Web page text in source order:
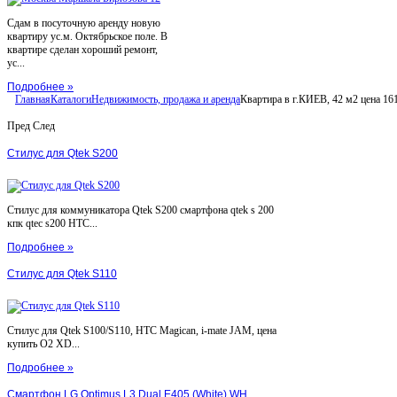
Сдам в посуточную аренду новую
квартиру ус.м. Октябрьское поле. В
квартире сделан хороший ремонт,
ус...
Подробнее »
ГлавнаяКаталогиНедвижимость, продажа и арендаКвартира в г.КИЕВ, 42 м2 цена
Пред След
Стилус для Qtek S200
Стилус для коммуникатора Qtek S200 смартфона qtek s 200
кпк qtec s200 HTC...
Подробнее »
Стилус для Qtek S110
Стилус для Qtek S100/S110, HTC Magican, i-mate JAM, цена
купить O2 XD...
Подробнее »
Смартфон LG Optimus L3 Dual E405 (White) WH